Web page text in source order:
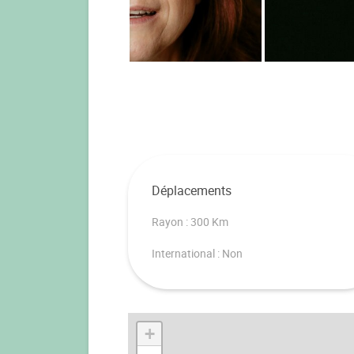
Déplacements
Rayon : 300 Km
International : Non
+